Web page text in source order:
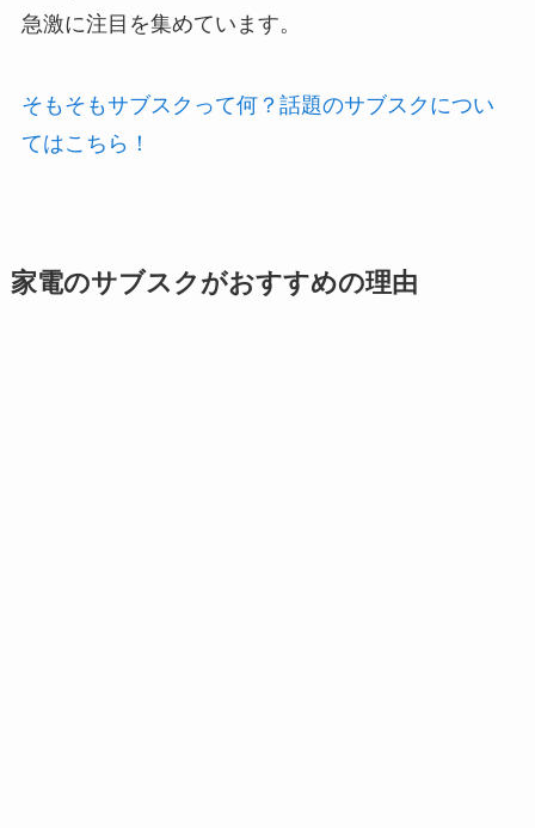
急激に注目を集めています。
そもそもサブスクって何？話題のサブスクについ
てはこちら！
家電のサブスクがおすすめの理由